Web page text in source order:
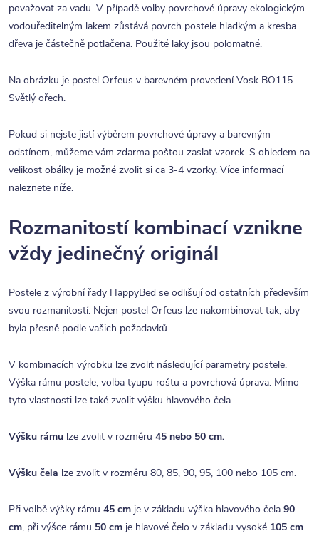
považovat za vadu. V případě volby povrchové úpravy ekologickým
vodouředitelným lakem zůstává povrch postele hladkým a kresba
dřeva je částečně potlačena. Použité laky jsou polomatné.
Na obrázku je postel Orfeus v barevném provedení Vosk BO115-
Světlý ořech.
Pokud si nejste jistí výběrem povrchové úpravy a barevným
odstínem, můžeme vám zdarma poštou zaslat vzorek. S ohledem na
velikost obálky je možné zvolit si ca 3-4 vzorky. Více informací
naleznete níže.
Rozmanitostí kombinací vznikne
vždy jedinečný originál
Postele z výrobní řady HappyBed se odlišují od ostatních především
svou rozmanitostí. Nejen postel Orfeus lze nakombinovat tak, aby
byla přesně podle vašich požadavků.
V kombinacích výrobku lze zvolit následující parametry postele.
Výška rámu postele, volba tyupu roštu a povrchová úprava. Mimo
tyto vlastnosti lze také zvolit výšku hlavového čela.
Výšku rámu lze zvolit v rozměru 45 nebo 50 cm.
Výšku čela lze zvolit v rozměru 80, 85, 90, 95, 100 nebo 105 cm.
Při volbě výšky rámu 45 cm je v základu výška hlavového čela 90
cm, při výšce rámu 50 cm je hlavové čelo v základu vysoké 105 cm.